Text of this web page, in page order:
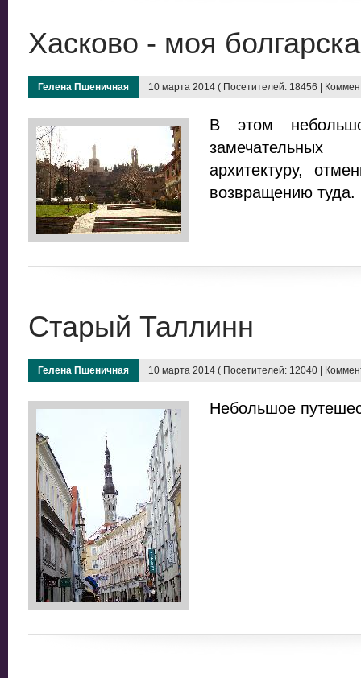
Хасково - моя
Гелена Пшеничная 10 марта 2014 ( Посетителей: 18456 |
В этом
архитектуру,
возвращению туда.
Старый Таллинн
Гелена Пшеничная 10 марта 2014 ( Посетителей: 12040 |
Небольшое